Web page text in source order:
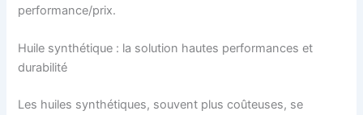
performance/prix.
Huile synthétique : la solution hautes performances et
durabilité
Les huiles synthétiques, souvent plus coûteuses, se